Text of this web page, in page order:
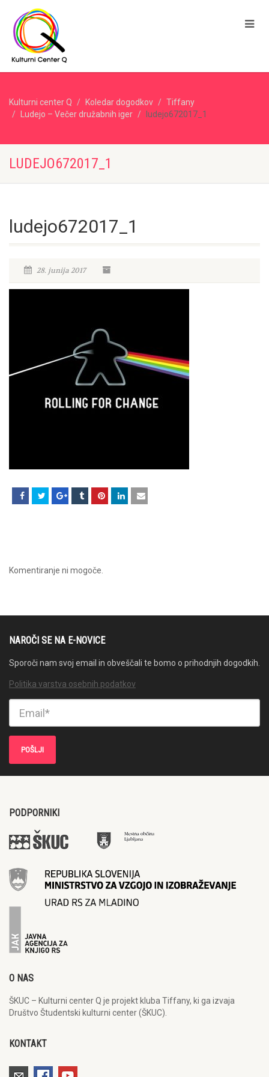
Kulturni center Q Koledar dogodkov
Tiffany
Ludejo – Večer družabnih iger
ludejo672017_1
LUDEJO672017_1
ludejo672017_1
28. junija 2017
Komentiranje ni mogoče.
NAROČI SE NA E-NOVICE
Sporoči nam svoj email in obveščali te bomo o prihodnjih dogodkih.
Politika varstva osebnih podatkov
PODPORNIKI
O NAS
ŠKUC – Kulturni center Q je projekt kluba Tiffany, ki ga izvaja
Društvo Študentski kulturni center (ŠKUC).
KONTAKT